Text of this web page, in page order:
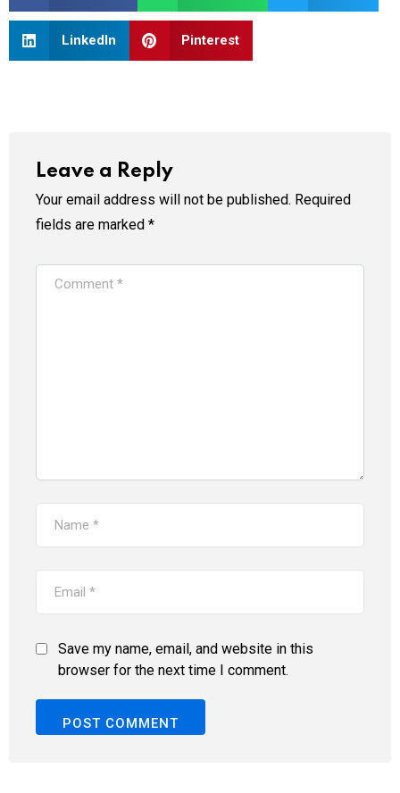
LinkedIn Pinterest
Leave a Reply
Your email address will not be published. Required
fields are marked *
Save my name, email, and website in this
browser for the next time I comment.